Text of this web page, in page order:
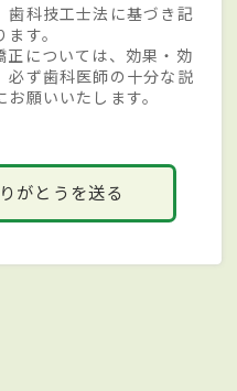
科技工士法に基づき記
す。
正については、効果・効
必ず歯科医師の十分な説
願いいたします。
がとうを送る